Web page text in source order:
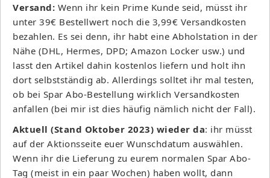
Versand: Wenn ihr kein Prime Kunde seid, müsst ihr
unter 39€ Bestellwert noch die 3,99€ Versandkosten
bezahlen. Es sei denn, ihr habt eine Abholstation in der
Nähe (DHL, Hermes, DPD; Amazon Locker usw.) und
lasst den Artikel dahin kostenlos liefern und holt ihn
dort selbstständig ab. Allerdings solltet ihr mal testen,
ob bei Spar Abo-Bestellung wirklich Versandkosten
anfallen (bei mir ist dies häufig nämlich nicht der Fall).
Aktuell (Stand Oktober 2023) wieder da: ihr müsst
auf der Aktionsseite euer Wunschdatum auswählen.
Wenn ihr die Lieferung zu eurem normalen Spar Abo-
Tag (meist in ein paar Wochen) haben wollt, dann